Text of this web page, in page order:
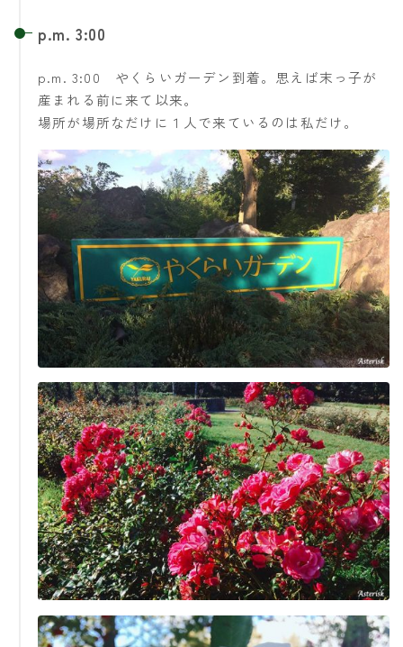
p.m. 3:00
p.m. 3:00 やくらいガーデン到着。思えば末っ子が
産まれる前に来て以来。
場所が場所なだけに１人で来ているのは私だけ。